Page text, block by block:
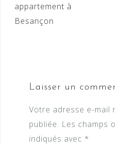
de
l’article
appartement à
Besançon
Laisser un
Votre adresse e-mail
publiée. Les champs
indiqués avec *